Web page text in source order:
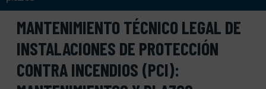
MANTENIMIENTO TÉCNICO LEGAL DE
INSTALACIONES DE PROTECCIÓN
CONTRA INCENDIOS (PCI):